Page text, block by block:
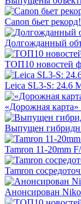
Canon бьет
Долгожданный
ТОП10 новостей
Leica SL3-S: 24.6
«Дорожная
Выпущен
Tamron 11-20mm
Tamron
Анонсирован